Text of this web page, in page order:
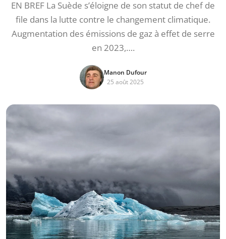
EN BREF La Suède s’éloigne de son statut de chef de
file dans la lutte contre le changement climatique.
Augmentation des émissions de gaz à effet de serre
en 2023,….
Manon Dufour
25 août 2025